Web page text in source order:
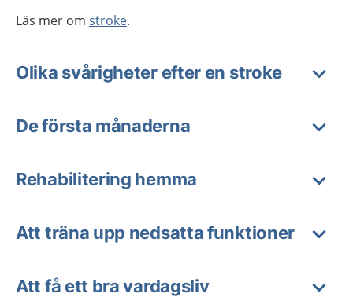
Läs mer om stroke.
Olika svårigheter efter en stroke
De första månaderna
Rehabilitering hemma
Att träna upp nedsatta funktioner
Att få ett bra vardagsliv